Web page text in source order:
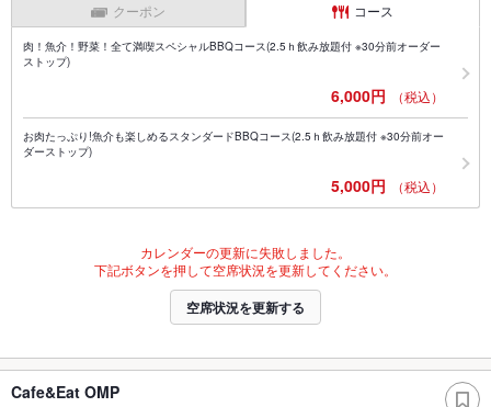
クーポン コース
肉！魚介！野菜！全て満喫スペシャルBBQコース(2.5ｈ飲み放題付 ※30分前オーダー
ストップ)
6,000円 （税込）
お肉たっぷり!魚介も楽しめるスタンダードBBQコース(2.5ｈ飲み放題付 ※30分前オー
ダーストップ)
5,000円 （税込）
カレンダーの更新に失敗しました。
下記ボタンを押して空席状況を更新してください。
空席状況を更新する
Cafe&Eat OMP